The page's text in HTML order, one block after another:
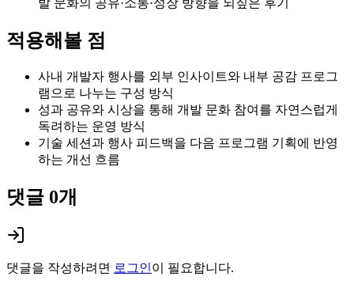
발 문화의 공유·소통·성장 방향을 되짚은 후기
적용해볼 점
사내 개발자 행사를 외부 인사이트와 내부 공감 프로그
램으로 나누는 구성 방식
성과 공유와 시상을 통해 개발 문화 참여를 자연스럽게
독려하는 운영 방식
기술 세션과 행사 피드백을 다음 프로그램 기획에 반영
하는 개선 흐름
댓글 0개
댓글을 작성하려면 로그인이 필요합니다.